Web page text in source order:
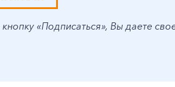
«Подписаться», Вы даете